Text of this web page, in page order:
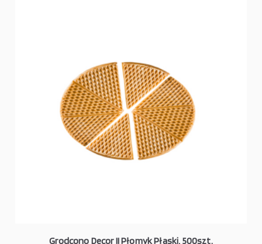
Grodcono Decor II Płomyk Płaski, 500szt.